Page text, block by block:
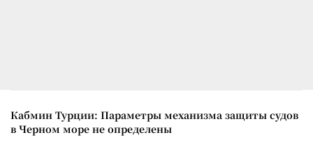
Кабмин Турции: Параметры механизма защиты судов
в Черном море не определены